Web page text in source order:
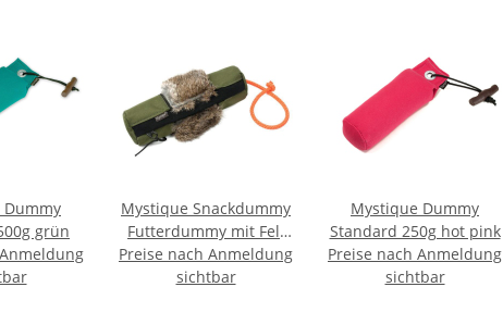
grün
Mystique Snackdummy
Futterdummy mit Fell
klein khaki
Preise nach Anmeldung
sichtbar
Mystique Dummy
Standard 250g hot pink
Preise nach Anmeldung
sichtbar